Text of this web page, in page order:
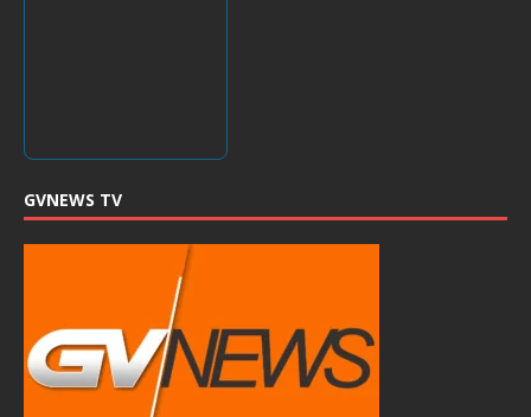
GVNEWS TV